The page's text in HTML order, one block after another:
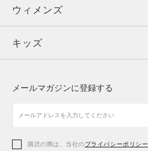
ウィメンズ
キッズ
アクセサリー
トップス
ボトムス
アクセサリー
ウィメンズ
トップス
シューズ
アクセサリー
キッズ
シューズ
メールマガジンに登録する
購読の際は、当社のプライバシーポリシー